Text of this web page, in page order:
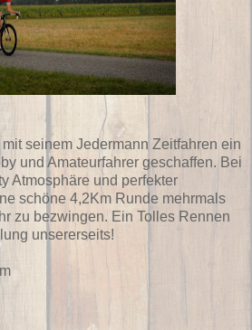
seinem Jedermann Zeitfahren ein
und Amateurfahrer geschaffen. Bei
Atmosphäre und perfekter
schöne 4,2Km Runde mehrmals
zu bezwingen. Ein Tolles Rennen
unsererseits!